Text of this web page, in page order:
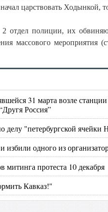
царствовать Ходынкой,
2 отдел полиции, их
массового
31 марта возле
Россия”
делу "петербургской
одного из
митинга протеста 10 декабря
Кавказ!"